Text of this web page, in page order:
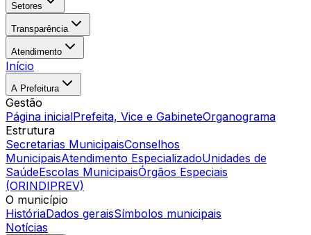
Setores
Transparência
Atendimento
Início
A Prefeitura
Gestão
Página inicialPrefeita, Vice e GabineteOrganograma
Estrutura
Secretarias MunicipaisConselhos
MunicipaisAtendimento EspecializadoUnidades de
SaúdeEscolas MunicipaisÓrgãos Especiais
(ORINDIPREV)
O município
HistóriaDados geraisSímbolos municipais
Notícias